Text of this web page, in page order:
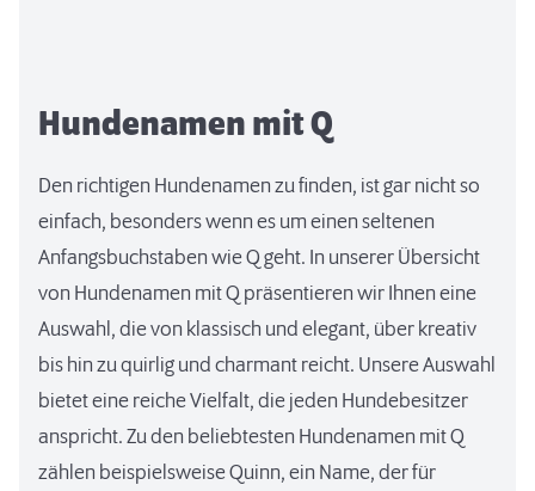
Hundenamen mit Q
Den richtigen Hundenamen zu finden, ist gar nicht so
einfach, besonders wenn es um einen seltenen
Anfangsbuchstaben wie Q geht. In unserer Übersicht
von Hundenamen mit Q präsentieren wir Ihnen eine
Auswahl, die von klassisch und elegant, über kreativ
bis hin zu quirlig und charmant reicht. Unsere Auswahl
bietet eine reiche Vielfalt, die jeden Hundebesitzer
anspricht. Zu den beliebtesten Hundenamen mit Q
zählen beispielsweise Quinn, ein Name, der für